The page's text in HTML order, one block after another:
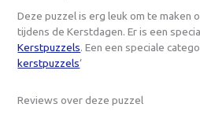
Deze puzzel is erg leuk om te maken
tijdens de Kerstdagen. Er is een
Kerstpuzzels. Een een speciale
kerstpuzzels‘
Reviews over deze puzzel